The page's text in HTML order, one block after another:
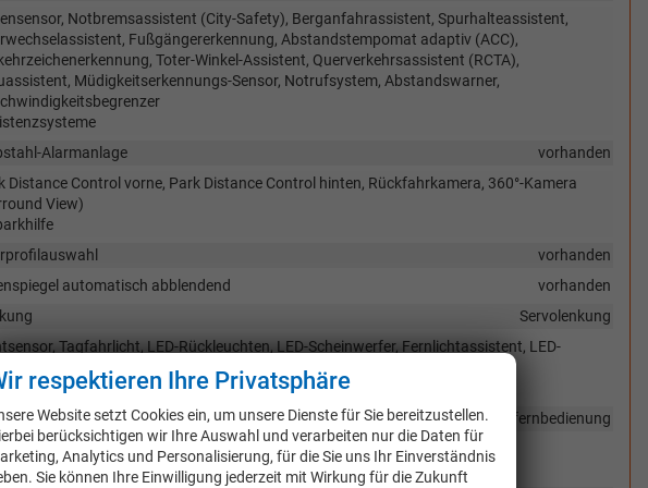
Notbremsassistent (City-Safety), Berganfahrassistent, Spurhalteassistent,
Fußgängererkennung, Abstandstempomat adaptiv (ACC),
Toter-Winkel-Assistent, Querverkehrsassistent (RCTA),
Müdigkeitserkennungs-Sensor, Notrufsystem, Abstandswarner,
vorhanden
Alarmanlage
Distance Control vorne, Park Distance Control hinten, Rückfahrkamera, 360°-Kamera
View)
vorhanden
vorhanden
automatisch abblendend
Servolenkung
Tagfahrlicht, LED-Rückleuchten, LED-Scheinwerfer, Fernlichtassistent, LED-
Voll-LED Scheinwerfer
Zentralverriegelung, Zentralverriegelung mit Funkfernbedienung
respektieren Ihre Privatsphäre
Website setzt Cookies ein, um unsere Dienste für Sie bereitzustellen.
berücksichtigen wir Ihre Auswahl und verarbeiten nur die Daten für
Analytics und Personalisierung, für die Sie uns Ihr Einverständnis
Sie können Ihre Einwilligung jederzeit mit Wirkung für die Zukunft